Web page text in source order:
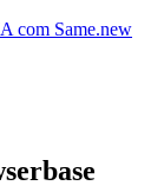
com Same.new